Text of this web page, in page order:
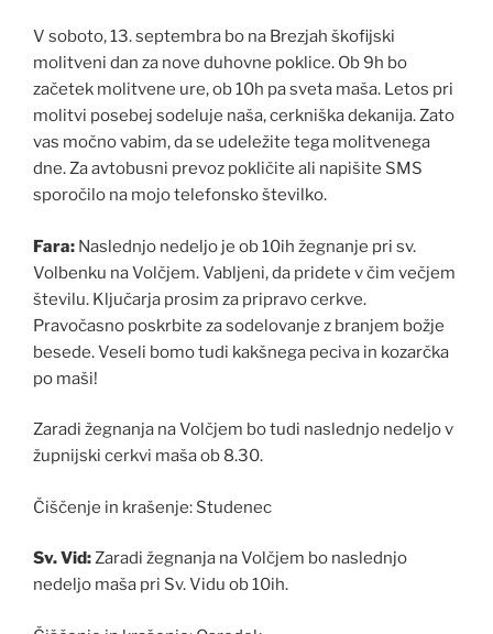
V soboto, 13. septembra bo na Brezjah škofijski
molitveni dan za nove duhovne poklice. Ob 9h bo
začetek molitvene ure, ob 10h pa sveta maša. Letos pri
molitvi posebej sodeluje naša, cerkniška dekanija. Zato
vas močno vabim, da se udeležite tega molitvenega
dne. Za avtobusni prevoz pokličite ali napišite SMS
sporočilo na mojo telefonsko številko.
Fara: Naslednjo nedeljo je ob 10ih žegnanje pri sv.
Volbenku na Volčjem. Vabljeni, da pridete v čim večjem
številu. Ključarja prosim za pripravo cerkve.
Pravočasno poskrbite za sodelovanje z branjem božje
besede. Veseli bomo tudi kakšnega peciva in kozarčka
po maši!
Zaradi žegnanja na Volčjem bo tudi naslednjo nedeljo v
župnijski cerkvi maša ob 8.30.
Čiščenje in krašenje: Studenec
Sv. Vid:Zaradi žegnanja na Volčjem bo naslednjo
nedeljo maša pri Sv. Vidu ob 10ih.